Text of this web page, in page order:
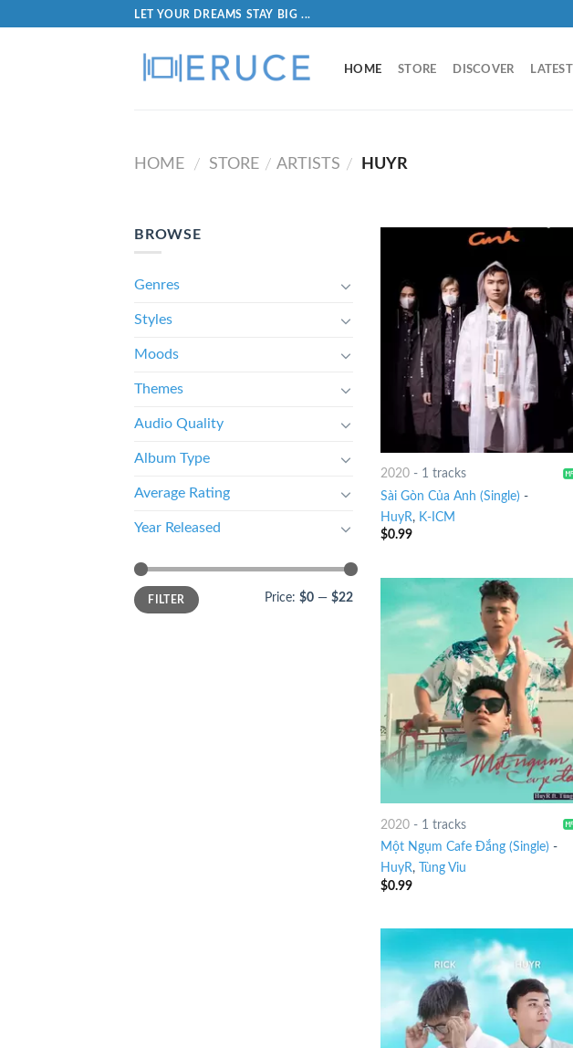
LET YOUR DREAMS STAY BIG ...
HOME STORE DISCOVER LATEST
HOME / STORE / ARTISTS / HUYR
BROWSE
Genres
Styles
Moods
Themes
Audio Quality
Album Type
Average Rating
Year Released
FILTER Price: $0 — $22
2020- 1 tracks
Sài Gòn Của Anh (Single) -
HuyR, K-ICM
$0.99
2020- 1 tracks
Một Ngụm Cafe Đắng (Single) -
HuyR,
Tùng Viu
$0.99